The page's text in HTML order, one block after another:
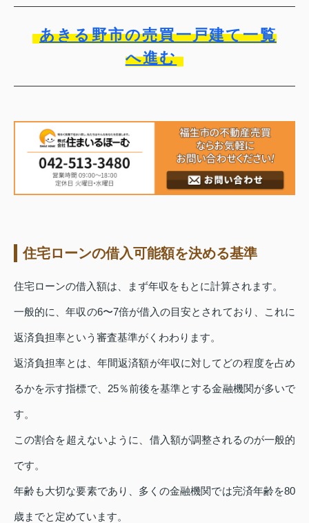
あきる野市の売買一戸建て一覧
へ進む
住宅ローンの借入可能額を決める基準
住宅ローンの借入額は、まず年収をもとに計算されます。
一般的に、年収の6〜7倍が借入の目安とされており、これに
返済負担率という審査基準がくわわります。
返済負担率とは、年間返済額が年収に対してどの程度を占め
るかを示す指標で、25％前後を基準とする金融機関が多いで
す。
この割合を超えないように、借入額が調整されるのが一般的
です。
年齢も大切な要素であり、多くの金融機関では完済年齢を80
歳までと定めています。